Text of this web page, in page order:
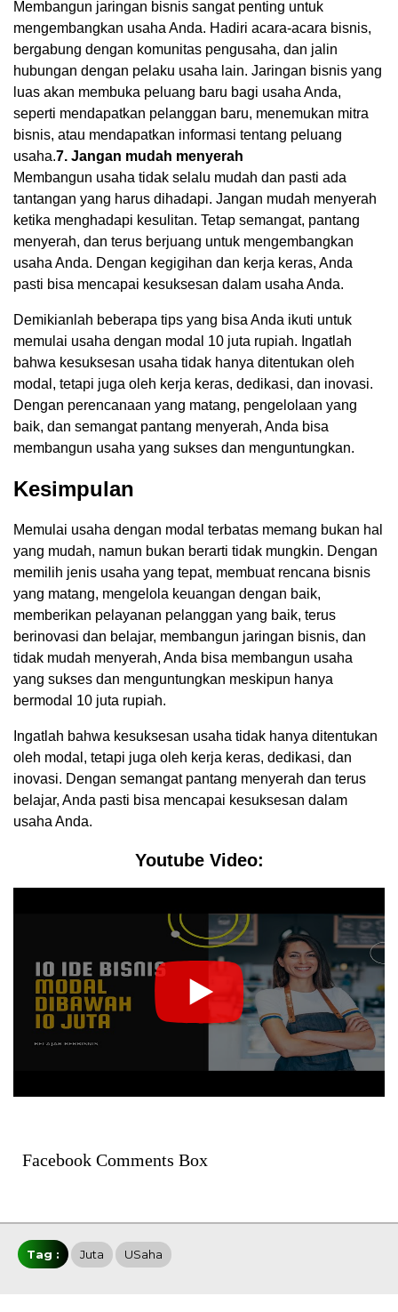
Membangun jaringan bisnis sangat penting untuk
mengembangkan usaha Anda. Hadiri acara-acara bisnis,
bergabung dengan komunitas pengusaha, dan jalin
hubungan dengan pelaku usaha lain. Jaringan bisnis yang
luas akan membuka peluang baru bagi usaha Anda,
seperti mendapatkan pelanggan baru, menemukan mitra
bisnis, atau mendapatkan informasi tentang peluang
usaha.7. Jangan mudah menyerah
Membangun usaha tidak selalu mudah dan pasti ada
tantangan yang harus dihadapi. Jangan mudah menyerah
ketika menghadapi kesulitan. Tetap semangat, pantang
menyerah, dan terus berjuang untuk mengembangkan
usaha Anda. Dengan kegigihan dan kerja keras, Anda
pasti bisa mencapai kesuksesan dalam usaha Anda.
Demikianlah beberapa tips yang bisa Anda ikuti untuk
memulai usaha dengan modal 10 juta rupiah. Ingatlah
bahwa kesuksesan usaha tidak hanya ditentukan oleh
modal, tetapi juga oleh kerja keras, dedikasi, dan inovasi.
Dengan perencanaan yang matang, pengelolaan yang
baik, dan semangat pantang menyerah, Anda bisa
membangun usaha yang sukses dan menguntungkan.
Kesimpulan
Memulai usaha dengan modal terbatas memang bukan hal
yang mudah, namun bukan berarti tidak mungkin. Dengan
memilih jenis usaha yang tepat, membuat rencana bisnis
yang matang, mengelola keuangan dengan baik,
memberikan pelayanan pelanggan yang baik, terus
berinovasi dan belajar, membangun jaringan bisnis, dan
tidak mudah menyerah, Anda bisa membangun usaha
yang sukses dan menguntungkan meskipun hanya
bermodal 10 juta rupiah.
Ingatlah bahwa kesuksesan usaha tidak hanya ditentukan
oleh modal, tetapi juga oleh kerja keras, dedikasi, dan
inovasi. Dengan semangat pantang menyerah dan terus
belajar, Anda pasti bisa mencapai kesuksesan dalam
usaha Anda.
Youtube Video:
Facebook Comments Box
Tag : Juta USaha